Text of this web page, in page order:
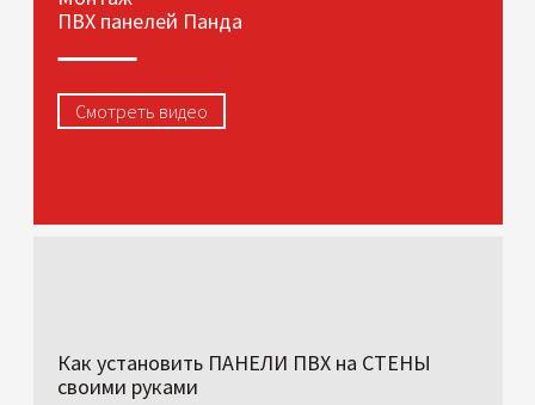
ПВХ панелей Панда
Смотреть видео
Как установить ПАНЕЛИ ПВХ на СТЕНЫ
своими руками